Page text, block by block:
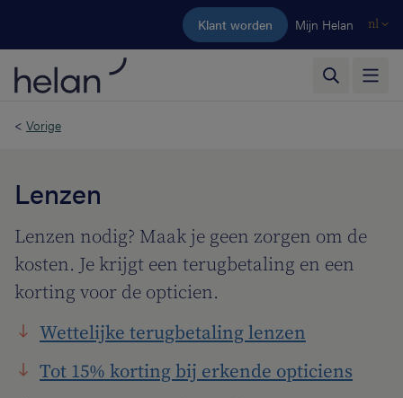
Ga naar de hoofdinhoud
Klant worden Mijn Helan nl
< Vorige
Lenzen
Lenzen nodig? Maak je geen zorgen om de
kosten. Je krijgt een terugbetaling en een
korting voor de opticien.
Wettelijke terugbetaling lenzen
Tot 15% korting bij erkende opticiens